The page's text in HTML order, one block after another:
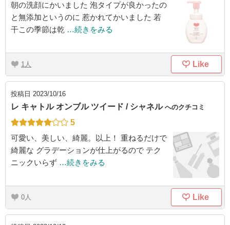
朝の洗顔にかいました 泡タイプが良かったの
と無添加というのに 惹かれてかいました 若
干この季節は乾 …続きをみる
1 Like
投稿日 2023/10/16
レ キャトル オンブル ツイード / シャネル へのクチコミ
5
可愛い、美しい、綺麗。以上！ 重ねるだけで
綺麗な グラデーションが仕上がるので テク
ニックいらず …続きをみる
0 Like